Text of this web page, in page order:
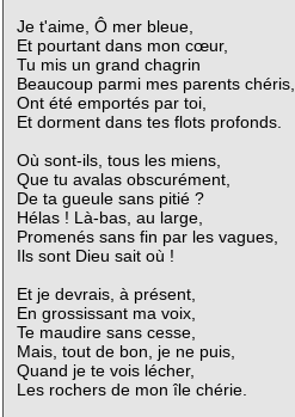
Je t'aime, Ô mer bleue,
Et pourtant dans mon cœur,
Tu mis un grand chagrin
Beaucoup parmi mes parents chéris,
Ont été emportés par toi,
Et dorment dans tes flots profonds.
Où sont-ils, tous les miens,
Que tu avalas obscurément,
De ta gueule sans pitié ?
Hélas ! Là-bas, au large,
Promenés sans fin par les vagues,
Ils sont Dieu sait où !
Et je devrais, à présent,
En grossissant ma voix,
Te maudire sans cesse,
Mais, tout de bon, je ne puis,
Quand je te vois lécher,
Les rochers de mon île chérie.